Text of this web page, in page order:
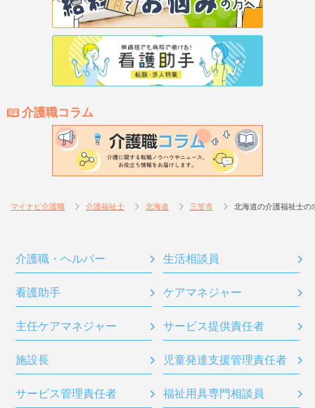
介護職コラム
マイナビ介護職 介護福祉士 北海道 三笠市 北海道の介護福祉士の
介護職・ヘルパー 生活相談員
看護助手 ケアマネジャー
主任ケアマネジャー サービス提供責任者
施設長 児童発達支援管理責任者
サービス管理責任者 福祉用具専門相談員